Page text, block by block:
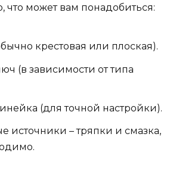
что может вам понадобиться:
крестовая или плоская).
(в зависимости от типа
(для точной настройки).
источники – тряпки и смазка,